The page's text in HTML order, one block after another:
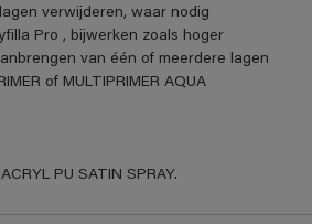
verwijderen, waar nodig
Pro , bijwerken zoals hoger
van één of meerdere lagen
of MULTIPRIMER AQUA
PU SATIN SPRAY.